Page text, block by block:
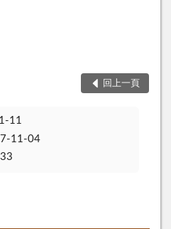
回上一頁
11
11-04